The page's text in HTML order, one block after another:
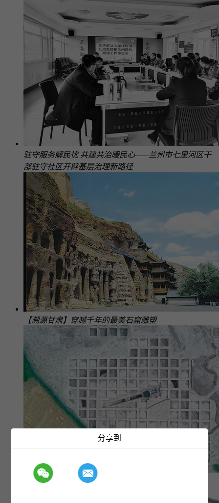
驻守服务解民忧 共建共治暖民心——兰州市七里河区干
部驻守社区开辟基层治理新路径
【溯源甘肃】穿越千年的最美石窟雕塑
甘肃两处考古新发现为何都在陇山附近
分享到